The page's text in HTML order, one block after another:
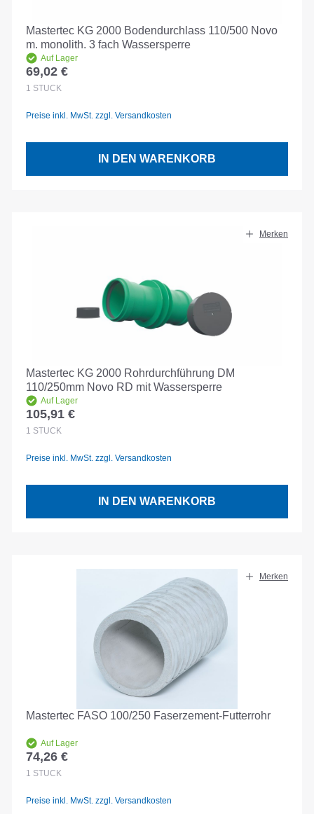
Mastertec KG 2000 Bodendurchlass 110/500 Novo
m. monolith. 3 fach Wassersperre
Auf Lager
Regulärer Preis:
69,02 €
1 STÜCK
Preise inkl. MwSt. zzgl. Versandkosten
IN DEN WARENKORB
Merken
Mastertec KG 2000 Rohrdurchführung DM
110/250mm Novo RD mit Wassersperre
Auf Lager
Regulärer Preis:
105,91 €
1 STÜCK
Preise inkl. MwSt. zzgl. Versandkosten
IN DEN WARENKORB
Merken
Mastertec FASO 100/250 Faserzement-Futterrohr
Auf Lager
Regulärer Preis:
74,26 €
1 STÜCK
Preise inkl. MwSt. zzgl. Versandkosten